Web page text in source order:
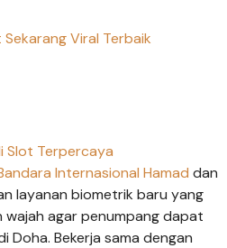
Viral Terbaik
Slot Terpercaya
Internasional Hamad dan
layanan biometrik baru yang
wajah agar penumpang dapat
Doha. Bekerja sama dengan